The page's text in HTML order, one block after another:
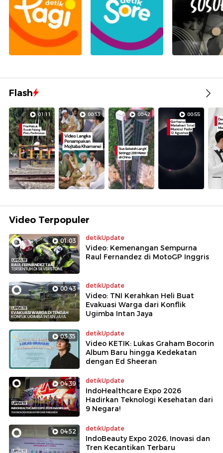
Flash
01:11 00:33 00:42 00:55
Video Terpopuler
01:03 detikUpdate
Video: Kemenangan Sempurna
Raul Fernandez di MotoGP Inggris
00:43 detikUpdate
Video: TNI Kerahkan Heli Buat
Evakuasi Warga dari Konflik
Ugimba Intan Jaya
03:35 detikUpdate
Video KETIK: Lukas Graham Bocorin
Album Baru hingga Kedekatan
dengan Ed Sheeran
04:39 detikUpdate
IndoHealthcare Expo 2026
Hadirkan Teknologi Kesehatan dari
9 Negara!
04:52 detikUpdate
IndoBeauty Expo 2026, Inovasi dan
Tren Kecantikan Terbaru